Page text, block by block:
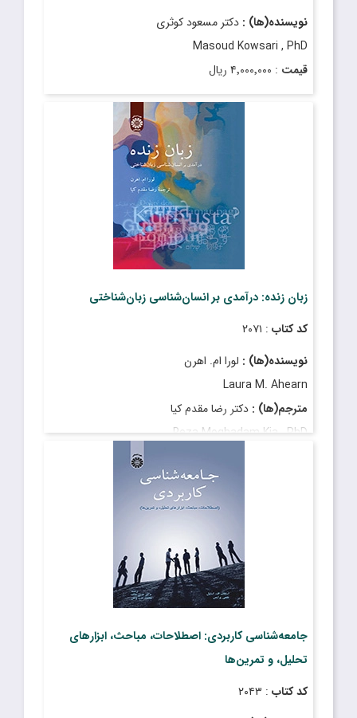
نویسنده(ها) : دکتر مسعود کوثری
Masoud Kowsari , PhD
قیمت : ۴٬۰۰۰٬۰۰۰ ریال
: فروردین ۱۳۹۶
زبان زنده: درآمدی بر انسان‌شناسی زبان‌شناختی
کد کتاب : ۲۰۷۱
نویسنده(ها) : لورا ام. اهرن
Laura M. Ahearn
مترجم(ها) : دکتر رضا مقدم کیا
Reza Moghadam Kia , PhD
: فروردین ۱۳۹۶
جامعه‌شناسی کاربردی: اصطلاحات، مباحث، ابزارهای
تحلیل، و تمرین‌ها
کد کتاب : ۲۰۴۳